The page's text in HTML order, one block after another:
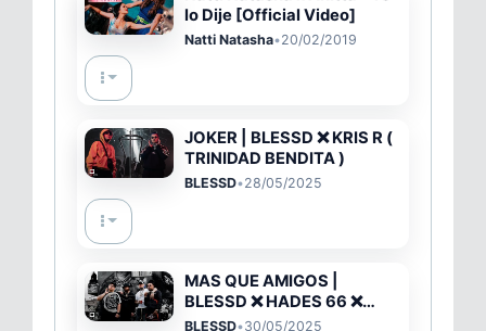
lo Dije [Official Video]
Natti Natasha•20/02/2019
JOKER | BLESSD ❌ KRIS R (
TRINIDAD BENDITA )
BLESSD•28/05/2025
MAS QUE AMIGOS |
BLESSD ❌ HADES 66 ❌
BLACKINNY ❌ YOUNG
BLESSD•30/05/2025